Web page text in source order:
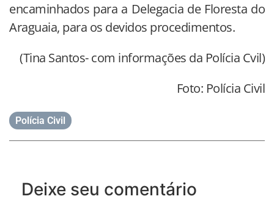
encaminhados para a Delegacia de Floresta do
Araguaia, para os devidos procedimentos.
(Tina Santos- com informações da Polícia Cvil)
Foto: Polícia Civil
Polícia Civil
Deixe seu comentário